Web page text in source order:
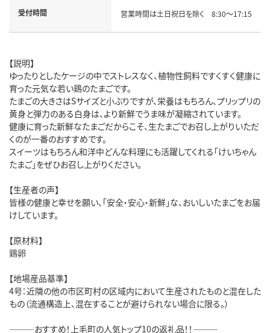
受付時間 営業時間は土日祝日を除く 8:30～17:15
【説明】
ゆったりとしたケージの中でストレスなく、植物性飼料ですくすく健康に
育った元気な若い鶏のたまごです。
たまごの大きさはSサイズと小ぶりですが、栄養はもちろん、プリップリの
黄身と弾力のある白身は、より新鮮でうま味が凝縮されています。
健康に育った新鮮なたまごだからこそ、生たまごでお召し上がりいただ
くのが一番のおすすめです。
スイーツはもちろん和洋中どんな料理にも活躍してくれる「けいちゃん
たまご」をぜひお召し上がりください。
【生産者の声】
皆様の健康と幸せを願い、「安全・安心・新鮮」な、おいしいたまごをお届
けしています。
【原材料】
鶏卵
【地場産品基準】
4号：近隣の他の市区町村の区域内において生産されたものと混在した
もの（流通構造上、混在することが避けられない場合に限る。）
―――おすすめ！上毛町の人気トップ10の返礼品！！―――